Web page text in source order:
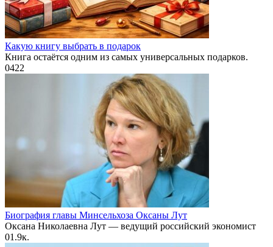
Какую книгу выбрать в подарок
Книга остаётся одним из самых универсальных подарков.
0422
Биография главы Минсельхоза Оксаны Лут
Оксана Николаевна Лут — ведущий российский экономист
01.9к.